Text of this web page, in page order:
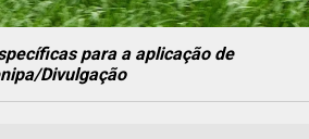
para a aplicação de
Divulgação